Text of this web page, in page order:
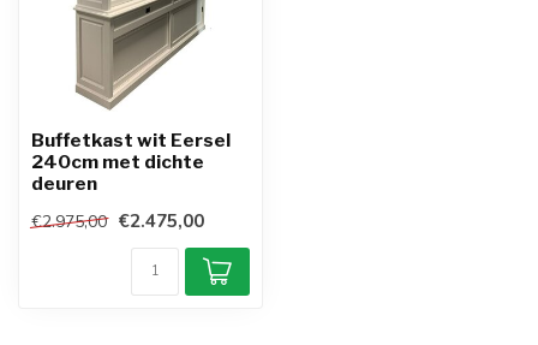
Buffetkast wit Eersel
240cm met dichte
deuren
€2.975,00 €2.475,00